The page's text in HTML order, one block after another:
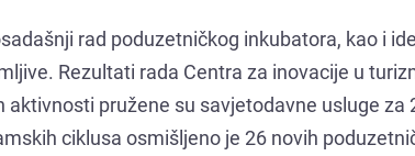
rad poduzetničkog inkubatora, kao i
Rezultati rada Centra za inovacije u
aktivnosti pružene su savjetodavne usluge za
ciklusa osmišljeno je 26 novih